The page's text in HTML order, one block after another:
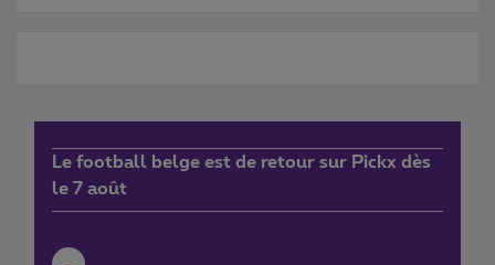
Le football belge est de retour sur Pickx dès
le 7 août